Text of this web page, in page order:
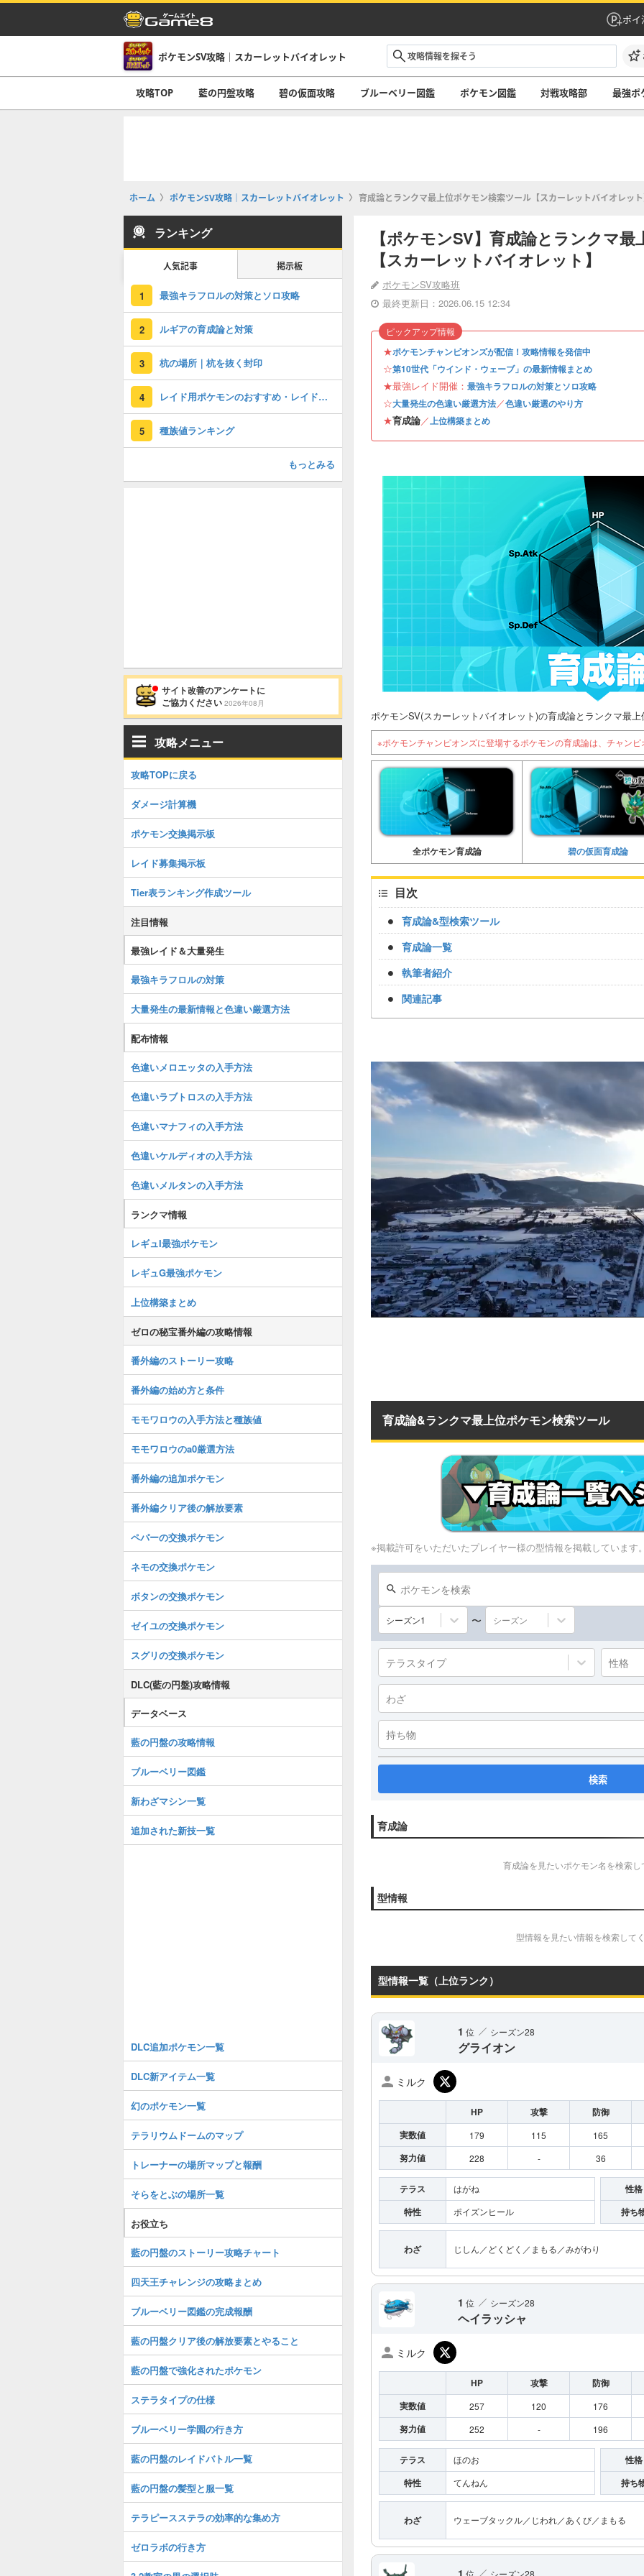
ポイ
ポケモンSV攻略｜スカーレットバイオレット
攻略TOP 藍の円盤攻略 碧の仮面攻略 ブルーベリー図鑑 ポケモン図鑑 対戦攻略部 最強ポ
ホーム ポケモンSV攻略｜スカーレットバイオレット 育成論とランクマ最上位ポケモン検索ツール【スカーレットバイオレッ
【ポケモンSV】育成論とランクマ
【スカーレットバイオレット】
ポケモンSV攻略班
最終更新日：2026.06.15 12:34
★ポケモンチャンピオンズが配信！攻略情報を発信中
☆第10世代「ウインド・ウェーブ」の最新情報まとめ
★最強レイド開催： 最強キラフロルの対策とソロ攻略
☆大量発生の色違い厳選方法／色違い厳選のやり方
★育成論／上位構築まとめ
ピックアップ情報
ポケモンSV(スカーレットバイオレット)の育成論とランクマ最
※ポケモンチャンピオンズに登場するポケモンの育成論は、チャン
全ポケモン育成論 碧の仮面育成論
目次
育成論&型検索ツール
育成論一覧
執筆者紹介
関連記事
育成論&ランクマ最上位ポケモン検索ツール
※掲載許可をいただいたプレイヤー様の型情報を掲載しています
ポケモンを検索
シーズン1 〜 シーズン
テラスタイプ 性格
わざ
持ち物
検索
育成論
育成論を見たいポケモン名を検索
型情報
型情報を見たい情報を検索して
型情報一覧（上位ランク）
1 位 シーズン28
グライオン
ミルク
HP 攻撃
防御
実数値
179 115 165
努力値 228 - 36
テラス はがね
特性 ポイズンヒール
性格
持ち
わざ じしん ／どくどく ／まもる ／みがわり
1 位 シーズン28
ヘイラッシャ
ミルク
HP 攻撃
防御
実数値
257 120 176
努力値 252 - 196
テラス ほのお
特性 てんねん
性格
持ち
わざ ウェーブタックル／じわれ／あくび／まもる
1 位 シーズン28
ランキング
人気記事 掲示板
1 最強キラフロルの対策とソロ攻略
2 ルギアの育成論と対策
3 杭の場所｜杭を抜く封印
4 レイド用ポケモンのおすすめ・レイドバトル周回
5 種族値ランキング
もっとみる
サイト改善のアンケートに
ご協力ください 2026年08月
攻略メニュー
攻略TOPに戻る
ダメージ計算機
ポケモン交換掲示板
レイド募集掲示板
Tier表ランキング作成ツール
注目情報
最強レイド＆大量発生
最強キラフロルの対策
大量発生の最新情報と色違い厳選方法
配布情報
色違いメロエッタの入手方法
色違いラブトロスの入手方法
色違いマナフィの入手方法
色違いケルディオの入手方法
色違いメルタンの入手方法
ランクマ情報
レギュI最強ポケモン
レギュG最強ポケモン
上位構築まとめ
ゼロの秘宝番外編の攻略情報
番外編のストーリー攻略
番外編の始め方と条件
モモワロウの入手方法と種族値
モモワロウのa0厳選方法
番外編の追加ポケモン
番外編クリア後の解放要素
ペパーの交換ポケモン
ネモの交換ポケモン
ボタンの交換ポケモン
ゼイユの交換ポケモン
スグリの交換ポケモン
DLC(藍の円盤)攻略情報
データベース
藍の円盤の攻略情報
ブルーベリー図鑑
新わざマシン一覧
追加された新技一覧
DLC追加ポケモン一覧
DLC新アイテム一覧
幻のポケモン一覧
テラリウムドームのマップ
トレーナーの場所マップと報酬
そらをとぶの場所一覧
お役立ち
藍の円盤のストーリー攻略チャート
四天王チャレンジの攻略まとめ
ブルーベリー図鑑の完成報酬
藍の円盤クリア後の解放要素とやること
藍の円盤で強化されたポケモン
ステラタイプの仕様
ブルーベリー学園の行き方
藍の円盤のレイドバトル一覧
藍の円盤の髪型と服一覧
テラピースステラの効率的な集め方
ゼロラボの行き方